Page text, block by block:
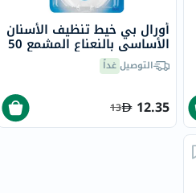
أورال بي خيط تنظيف الأسنان
الأساسي بالنعناع المشمع 50
مترالتوصيلغداً
12.35
13